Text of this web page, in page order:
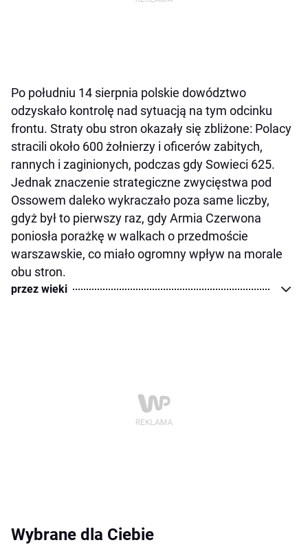
Po południu 14 sierpnia polskie dowództwo
odzyskało kontrolę nad sytuacją na tym odcinku
frontu. Straty obu stron okazały się zbliżone: Polacy
stracili około 600 żołnierzy i oficerów zabitych,
rannych i zaginionych, podczas gdy Sowieci 625.
Jednak znaczenie strategiczne zwycięstwa pod
Ossowem daleko wykraczało poza same liczby,
gdyż był to pierwszy raz, gdy Armia Czerwona
poniosła porażkę w walkach o przedmoście
warszawskie, co miało ogromny wpływ na morale
obu stron.
przez wieki
Wybrane dla Ciebie